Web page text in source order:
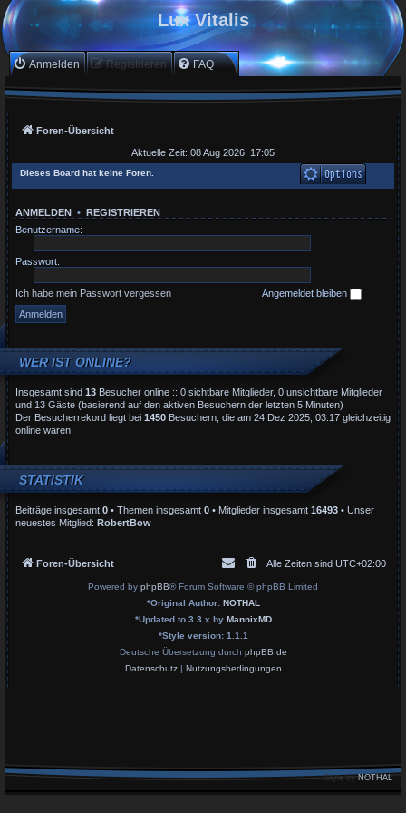
Lux Vitalis
Anmelden Registrieren FAQ
Foren-Übersicht
Aktuelle Zeit: 08 Aug 2026, 17:05
Dieses Board hat keine Foren.
ANMELDEN • REGISTRIEREN
Benutzername:
Passwort:
Ich habe mein Passwort vergessen Angemeldet bleiben
WER IST ONLINE?
Insgesamt sind 13 Besucher online :: 0 sichtbare Mitglieder, 0 unsichtbare Mitglieder
und 13 Gäste (basierend auf den aktiven Besuchern der letzten 5 Minuten)
Der Besucherrekord liegt bei 1450 Besuchern, die am 24 Dez 2025, 03:17 gleichzeitig
online waren.
STATISTIK
Beiträge insgesamt 0 • Themen insgesamt 0 • Mitglieder insgesamt 16493 • Unser
neuestes Mitglied: RobertBow
Foren-Übersicht Alle Zeiten sind UTC+02:00
Powered by phpBB® Forum Software © phpBB Limited
*Original Author: NOTHAL
*Updated to 3.3.x by MannixMD
*Style version: 1.1.1
Deutsche Übersetzung durch phpBB.de
Datenschutz| Nutzungsbedingungen
Style byNOTHAL